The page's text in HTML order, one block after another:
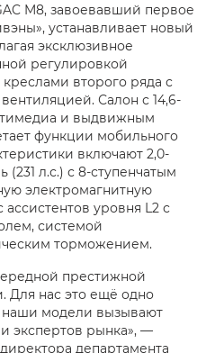
M8, завоевавший первое
устанавливает новый
эксклюзивное
регулировкой
второго ряда с
Салон с 14,6-
и выдвижным
функции мобильного
включают 2,0-
л.с.) с 8-ступенчатым
электромагнитную
уровня L2 с
системой
торможением.
престижной
Для нас это ещё одно
наши модели вызывают
экспертов рынка», —
департамента